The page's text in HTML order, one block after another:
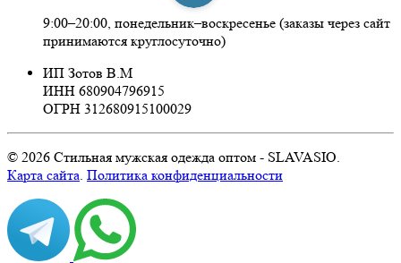
9:00–20:00, понедельник–воскресенье (заказы через сайт
принимаются круглосуточно)
ИП Зотов В.М
ИНН 680904796915
ОГРН 312680915100029
© 2026 Стильная мужская одежда оптом - SLAVASIO.
Карта сайта. Политика конфиденциальности